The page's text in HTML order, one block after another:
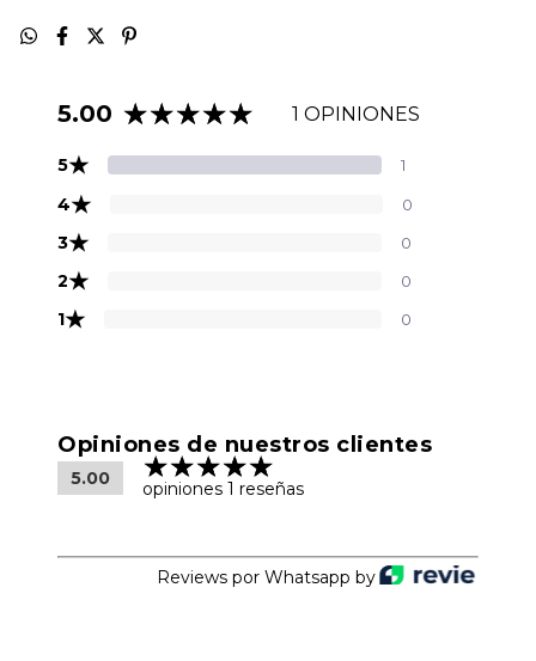
5.00 1 OPINIONES
5★ 1
4★ 0
3★ 0
2★ 0
1★ 0
Opiniones de nuestros clientes
5.00 opiniones 1 reseñas
Reviews por Whatsapp by